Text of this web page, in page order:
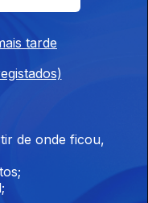
tarde
de onde ficou,